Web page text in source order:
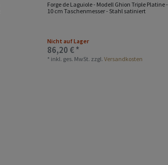
Forge de Laguiole - Modell Ghion Triple Platine -
10 cm Taschenmesser - Stahl satiniert
Nicht auf Lager
86,20 € *
* inkl. ges. MwSt. zzgl.Versandkosten